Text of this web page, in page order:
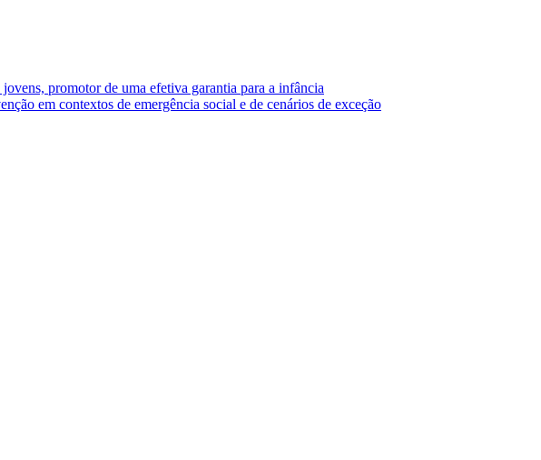
promotor de uma efetiva garantia para a infância
em contextos de emergência social e de cenários de exceção